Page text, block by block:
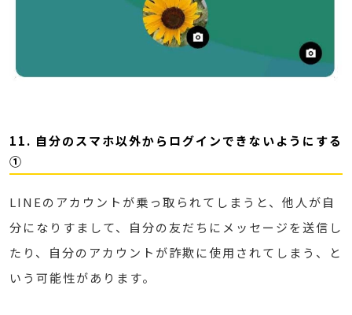
11. 自分のスマホ以外からログインできないようにする
①
LINEのアカウントが乗っ取られてしまうと、他人が自
分になりすまして、自分の友だちにメッセージを送信し
たり、自分のアカウントが詐欺に使用されてしまう、と
いう可能性があります。